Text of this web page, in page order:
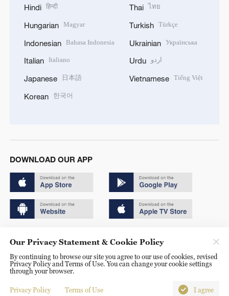
Hindi हिन्दी
Hungarian Magyar
Indonesian Bahasa Indonesia
Italian Italiano
Japanese 日本語
Korean 한국어
Thai ไทย
Turkish Türkçe
Ukrainian Українська
Urdu اردو
Vietnamese Tiếng Việt
DOWNLOAD OUR APP
京ICP备20000184号
京公网安备 11010502050052号
Disinformation report hotline: 010-85061466
Our Privacy Statement & Cookie Policy
By continuing to browse our site you agree to our use of cookies, revised
Privacy Policy and Terms of Use. You can change your cookie settings
through your browser.
Privacy Policy Terms of Use I agree